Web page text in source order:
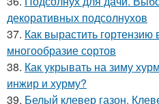
декоративных подсолнухов
37. Как вырастить гортензию
многообразие сортов
38. Как укрывать на зиму
инжир и хурму?
39. Белый клевер газон.